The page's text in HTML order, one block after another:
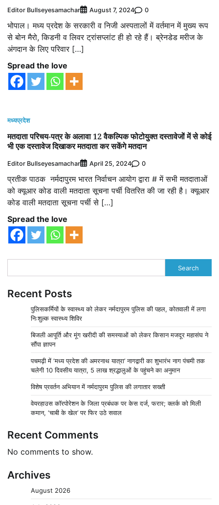
Editor Bullseyesamachar August 7, 2024 0
भोपाल। मध्‍य प्रदेश के सरकारी व निजी अस्पतालों में वर्तमान में मुख्य रूप
से बोन मैरो, किडनी व लिवर ट्रांसप्लांट ही हो रहे हैं। ब्रेनडेड मरीज के
अंगदान के लिए परिवार […]
Spread the love
मध्यप्रदेश
मतदाता परिचय-पत्र के अलावा 12 वैकल्पिक फोटोयुक्त दस्तावेजों में से कोई
भी एक दस्तावेज दिखाकर मतदाता कर सकेंगे मतदान
Editor Bullseyesamachar April 25, 2024 0
प्रतीक पाठक नर्मदापुरम भारत निर्वाचन आयोग द्वारा # में सभी मतदाताओं
को क्‍यूआर कोड वाली मतदाता सूचना पर्ची वितरित की जा रही है। क्‍यूआर
कोड वाली मतदाता सूचना पर्ची से […]
Spread the love
Search
Recent Posts
पुलिसकर्मियों के स्वास्थ्य को लेकर नर्मदापुरम पुलिस की पहल, कोतवाली में लगा
निःशुल्क स्वास्थ्य शिविर
बिजली आपूर्ति और मूंग खरीदी की समस्याओं को लेकर किसान मजदूर महासंघ ने
सौंपा ज्ञापन
पचमढ़ी में ‘मध्य प्रदेश की अमरनाथ यात्रा’ नागद्वारी का शुभारंभ नाग पंचमी तक
चलेगी 10 दिवसीय यात्रा, 5 लाख श्रद्धालुओं के पहुंचने का अनुमान
विशेष प्रवर्तन अभियान में नर्मदापुरम पुलिस की लगातार सख्ती
वेयरहाउस कॉरपोरेशन के जिला प्रबंधक पर केस दर्ज, फरार; क्लर्क को मिली
कमान, ‘चाबी के खेल’ पर फिर उठे सवाल
Recent Comments
No comments to show.
Archives
August 2026